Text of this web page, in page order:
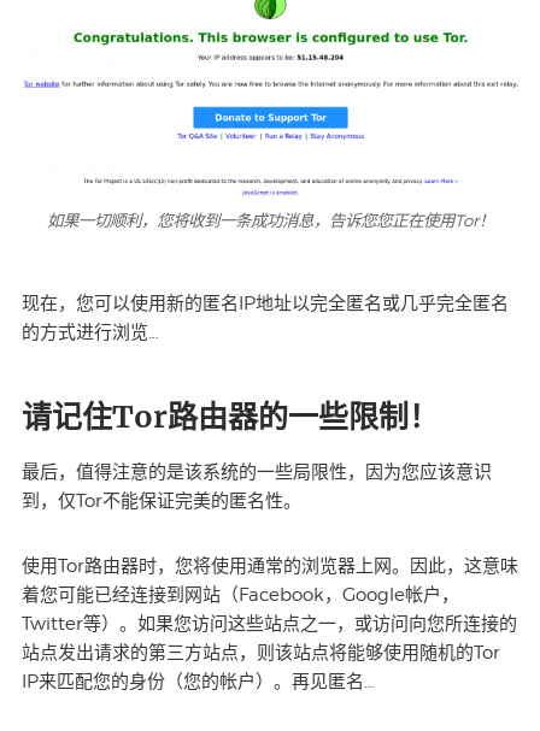
如果一切顺利，您将收到一条成功消息，告诉您您正在使用Tor！
现在，您可以使用新的匿名IP地址以完全匿名或几乎完全匿名
的方式进行浏览…
请记住Tor路由器的一些限制！
最后，值得注意的是该系统的一些局限性，因为您应该意识
到，仅Tor不能保证完美的匿名性。
使用Tor路由器时，您将使用通常的浏览器上网。因此，这意味
着您可能已经连接到网站（Facebook，Google帐户，
Twitter等）。如果您访问这些站点之一，或访问向您所连接的
站点发出请求的第三方站点，则该站点将能够使用随机的Tor
IP来匹配您的身份（您的帐户）。再见匿名…